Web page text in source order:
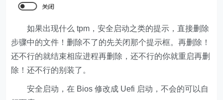
如果出现什么 tpm，安全启动之类的提示，直接删除
步骤中的文件！删除不了的先关闭那个提示框。再删除！
还不行的就结束相应进程再删除，还不行的你就重启再删
除！还不行的别装了。
安全启动，在 Bios 修改成 Uefi 启动，不会的可以自